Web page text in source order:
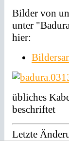
Bilder von
unter
hier:
übliches
beschriftet
Letzte